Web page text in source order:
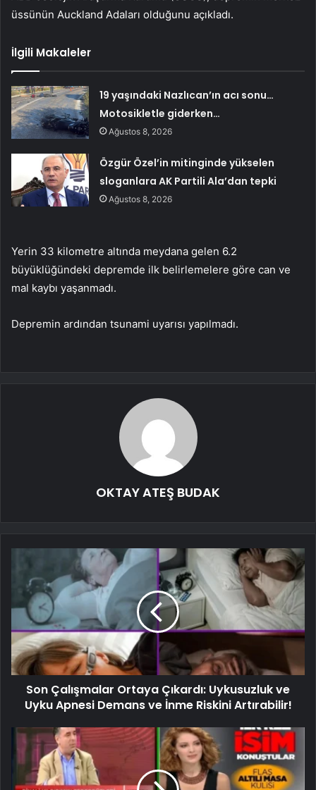
üssünün Auckland Adaları olduğunu açıkladı.
İlgili Makaleler
19 yaşındaki Nazlıcan’ın acı sonu…
Motosikletle giderken…
Ağustos 8, 2026
Özgür Özel’in mitinginde yükselen
sloganlara AK Partili Ala’dan tepki
Ağustos 8, 2026
Yerin 33 kilometre altında meydana gelen 6.2
büyüklüğündeki depremde ilk belirlemelere göre can ve
mal kaybı yaşanmadı.
Depremin ardından tsunami uyarısı yapılmadı.
OKTAY ATEŞ BUDAK
Son Çalışmalar Ortaya Çıkardı: Uykusuzluk ve
Uyku Apnesi Demans ve İnme Riskini Artırabilir!